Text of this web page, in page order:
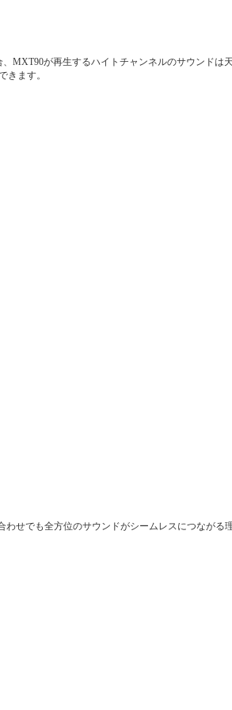
MXT90が再生するハイトチャンネルのサウンドは
きます。
せでも全方位のサウンドがシームレスにつながる